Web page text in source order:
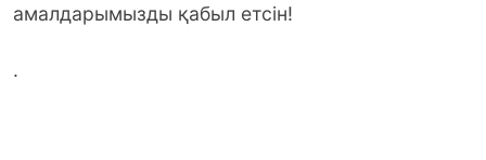
амалдарымызды қабыл етсін!
.